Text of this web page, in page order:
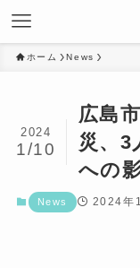
ホーム News
広島
災、3
への
2024
1/10
News 2024年